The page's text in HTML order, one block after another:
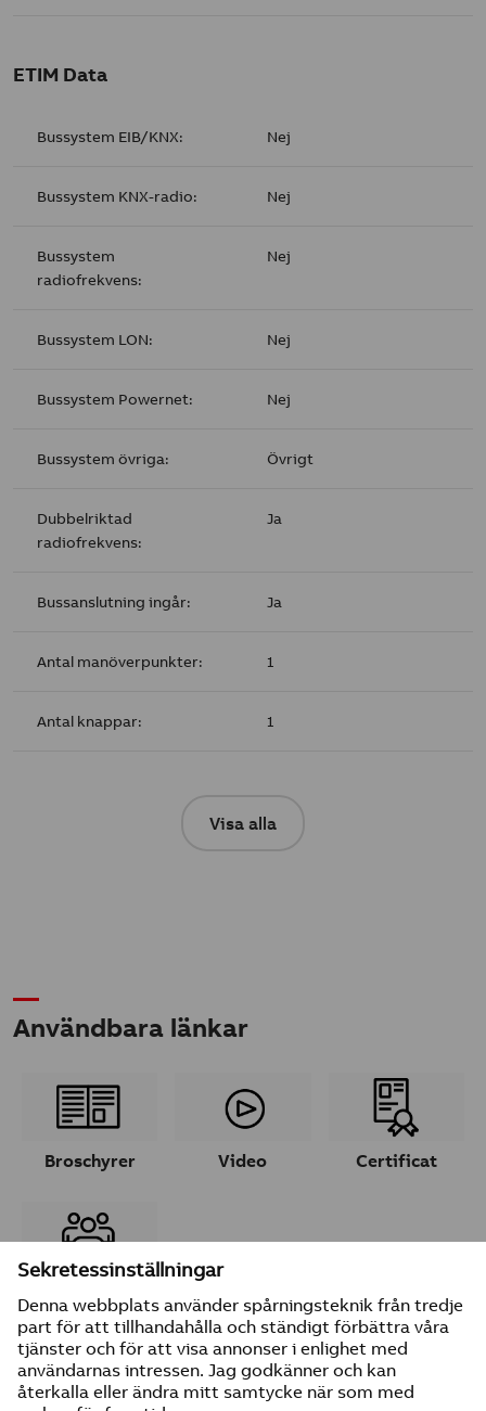
ETIM Data
Bussystem EIB/KNX: Nej
Bussystem KNX-radio: Nej
Bussystem
radiofrekvens:
Nej
Bussystem LON: Nej
Bussystem Powernet: Nej
Bussystem övriga: Övrigt
Dubbelriktad
radiofrekvens:
Ja
Bussanslutning ingår: Ja
Antal manöverpunkter: 1
Antal knappar: 1
Visa alla
Användbara länkar
Broschyrer Video Certificat